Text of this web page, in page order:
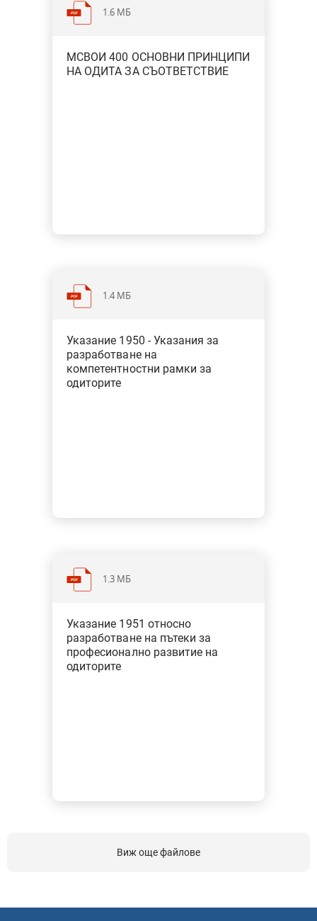
1.6 МБ
МСВОИ 400 ОСНОВНИ ПРИНЦИПИ
НА ОДИТА ЗА СЪОТВЕТСТВИЕ
1.4 МБ
Указание 1950 - Указания за
разработване на
компетентностни рамки за
одиторите
1.3 МБ
Указание 1951 относно
разработване на пътеки за
професионално развитие на
одиторите
Виж още файлове